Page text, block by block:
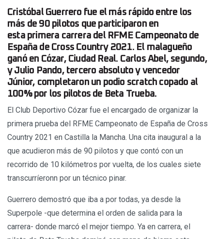
Cristóbal Guerrero fue el más rápido entre los
más de 90 pilotos que participaron en
esta primera carrera del RFME Campeonato de
España de Cross Country 2021. El malagueño
ganó en Cózar, Ciudad Real. Carlos Abel, segundo,
y Julio Pando, tercero absoluto y vencedor
Júnior, completaron un podio scratch copado al
100% por los pilotos de Beta Trueba.
El Club Deportivo Cózar fue el encargado de organizar la
primera prueba del RFME Campeonato de España de Cross
Country 2021 en Castilla la Mancha. Una cita inaugural a la
que acudieron más de 90 pilotos y que contó con un
recorrido de 10 kilómetros por vuelta, de los cuales siete
transcurríeronn por un técnico pinar.
Guerrero demostró que iba a por todas, ya desde la
Superpole -que determina el orden de salida para la
carrera- donde marcó el mejor tiempo. Ya en carrera, el